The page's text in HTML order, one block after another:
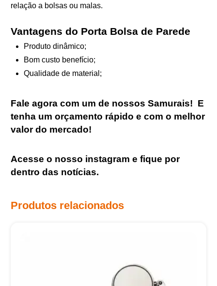
relação a bolsas ou malas.
Vantagens do Porta Bolsa de Parede
Produto dinâmico;
Bom custo benefício;
Qualidade de material;
Fale agora com um de nossos Samurais! E
tenha um orçamento rápido e com o melhor
valor do mercado!
Acesse o nosso instagram e fique por
dentro das notícias.
Produtos relacionados